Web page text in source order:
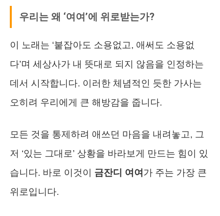
우리는 왜 ‘여여’에 위로받는가?
이 노래는 ‘붙잡아도 소용없고, 애써도 소용없
다’며 세상사가 내 뜻대로 되지 않음을 인정하는
데서 시작합니다. 이러한 체념적인 듯한 가사는
오히려 우리에게 큰 해방감을 줍니다.
모든 것을 통제하려 애쓰던 마음을 내려놓고, 그
저 ‘있는 그대로’ 상황을 바라보게 만드는 힘이 있
습니다. 바로 이것이 금잔디 여여 가 주는 가장 큰
위로입니다.